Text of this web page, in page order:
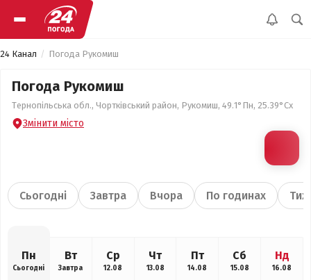
24 Канал Погода Рукомиш
Погода Рукомиш
Тернопільська обл., Чортківський район, Рукомиш, 49.1°Пн, 25.39°Сх
Змінити місто
Сьогодні Завтра Вчора По годинах
Пн
Сьогодні
Вт
Завтра
Ср
12.08
Чт
13.08
Пт
14.08
Сб
15.08
Нд
16.08